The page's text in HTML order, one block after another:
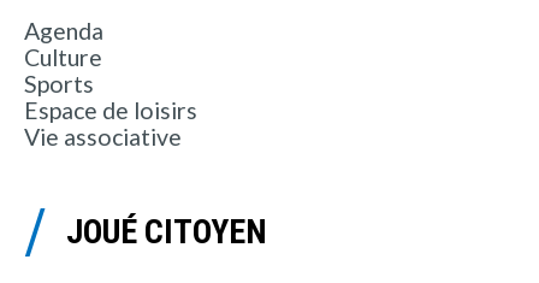
Agenda
Culture
Sports
Espace de loisirs
Vie associative
JOUÉ CITOYEN